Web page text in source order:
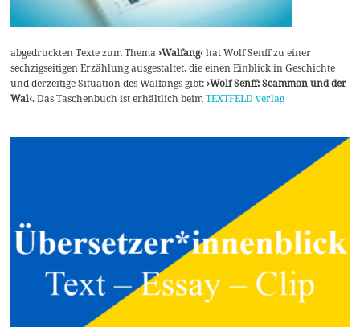
abgedruckten Texte zum Thema›Walfang‹hat Wolf Senff zu einer
sechzigseitigen Erzählung ausgestaltet, die einen Einblick in Geschichte
und derzeitige Situation des Walfangs gibt:›Wolf Senff: Scammon und der
Wal‹. Das Taschenbuch ist erhältlich beimTEXTFELD verlag